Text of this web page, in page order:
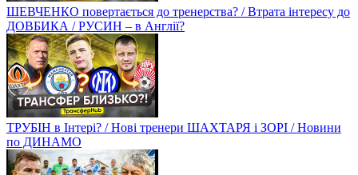
ШЕВЧЕНКО повертається до тренерства? / Втрата інтересу до
ДОВБИКА / РУСИН – в Англії?
ТРУБІН в Інтері? / Нові тренери ШАХТАРЯ і ЗОРІ / Новини
по ДИНАМО